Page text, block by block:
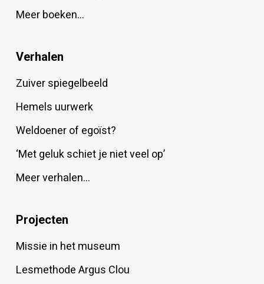
Meer boeken…
Verhalen
Zuiver spiegelbeeld
Hemels uurwerk
Weldoener of egoïst?
‘Met geluk schiet je niet veel op’
Meer verhalen…
Projecten
Missie in het museum
Lesmethode Argus Clou